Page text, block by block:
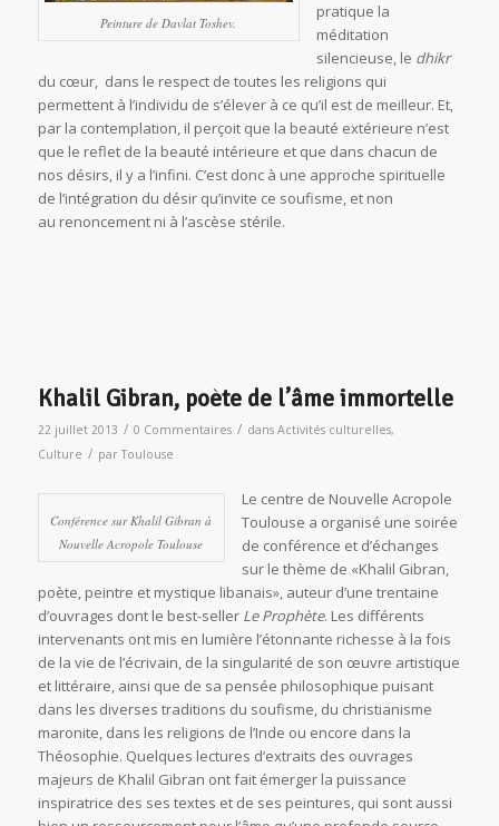
Peinture de Davlat Toshev.
pratique la
méditation
silencieuse, le dhikr
du cœur, dans le respect de toutes les religions qui
permettent à l’individu de s’élever à ce qu’il est de meilleur. Et,
par la contemplation, il perçoit que la beauté extérieure n’est
que le reflet de la beauté intérieure et que dans chacun de
nos désirs, il y a l’infini. C’est donc à une approche spirituelle
de l’intégration du désir qu’invite ce soufisme, et non
au renoncement ni à l’ascèse stérile.
Khalil Gibran, poète de l’âme immortelle
22 juillet 2013 / 0 Commentaires / dans Activités culturelles,
Culture / parToulouse
Conférence sur Khalil Gibran à
Nouvelle Acropole Toulouse
Le centre de Nouvelle Acropole
Toulouse a organisé une soirée
de conférence et d’échanges
sur le thème de «Khalil Gibran,
poète, peintre et mystique libanais», auteur d’une trentaine
d’ouvrages dont le best-seller Le Prophète. Les différents
intervenants ont mis en lumière l’étonnante richesse à la fois
de la vie de l’écrivain, de la singularité de son œuvre artistique
et littéraire, ainsi que de sa pensée philosophique puisant
dans les diverses traditions du soufisme, du christianisme
maronite, dans les religions de l’Inde ou encore dans la
Théosophie. Quelques lectures d’extraits des ouvrages
majeurs de Khalil Gibran ont fait émerger la puissance
inspiratrice des ses textes et de ses peintures, qui sont aussi